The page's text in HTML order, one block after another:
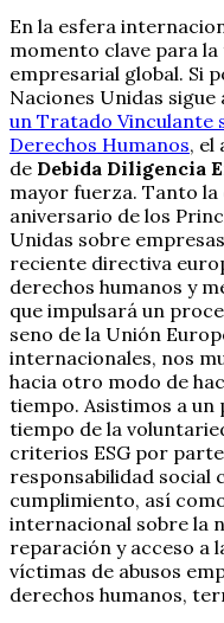
En la esfera
momento clave para
empresarial global. Si
Naciones Unidas sigue
un Tratado Vinculante
Derechos Humanos, el
de Debida Diligencia
mayor fuerza. Tanto
aniversario de los
Unidas sobre
reciente directiva
derechos humanos y
que impulsará un
seno de la Unión
internacionales, nos
hacia otro modo de
tiempo. Asistimos a
tiempo de la
criterios ESG por
responsabilidad
cumplimiento, así
internacional sobre la
reparación y acceso a
víctimas de abusos
derechos humanos,